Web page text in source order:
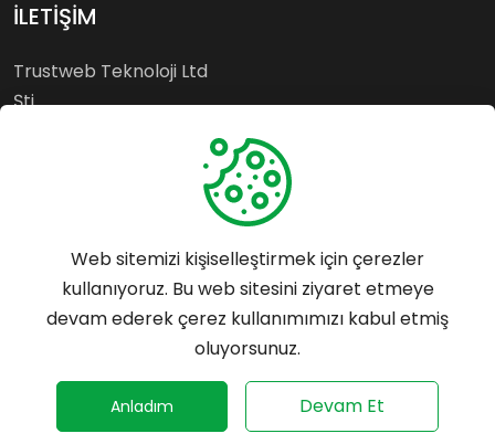
İLETİŞİM
Trustweb Teknoloji Ltd
Şti.
Whatsapp: 0542 699 55
Tel: 0542 699 55 64
destek@trustrank.com.tr
0859153361900001
Trustrank - Her hakkı saklıdır.
Web sitemizi kişiselleştirmek için çerezler
kullanıyoruz. Bu web sitesini ziyaret etmeye
devam ederek çerez kullanımımızı kabul etmiş
oluyorsunuz.
Anladım Devam Et